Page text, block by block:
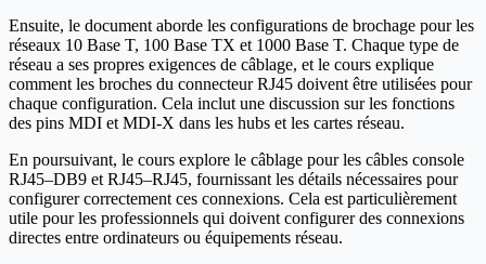
Ensuite, le document aborde les configurations de brochage pour les
réseaux 10 Base T, 100 Base TX et 1000 Base T. Chaque type de
réseau a ses propres exigences de câblage, et le cours explique
comment les broches du connecteur RJ45 doivent être utilisées pour
chaque configuration. Cela inclut une discussion sur les fonctions
des pins MDI et MDI-X dans les hubs et les cartes réseau.
En poursuivant, le cours explore le câblage pour les câbles console
RJ45–DB9 et RJ45–RJ45, fournissant les détails nécessaires pour
configurer correctement ces connexions. Cela est particulièrement
utile pour les professionnels qui doivent configurer des connexions
directes entre ordinateurs ou équipements réseau.